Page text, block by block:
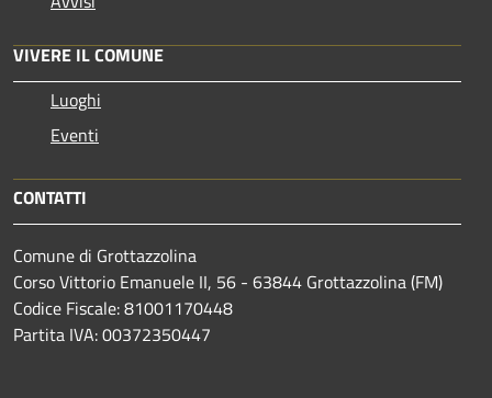
VIVERE IL COMUNE
Luoghi
Eventi
CONTATTI
Comune di Grottazzolina
Corso Vittorio Emanuele II, 56 - 63844 Grottazzolina (FM)
Codice Fiscale: 81001170448
Partita IVA: 00372350447